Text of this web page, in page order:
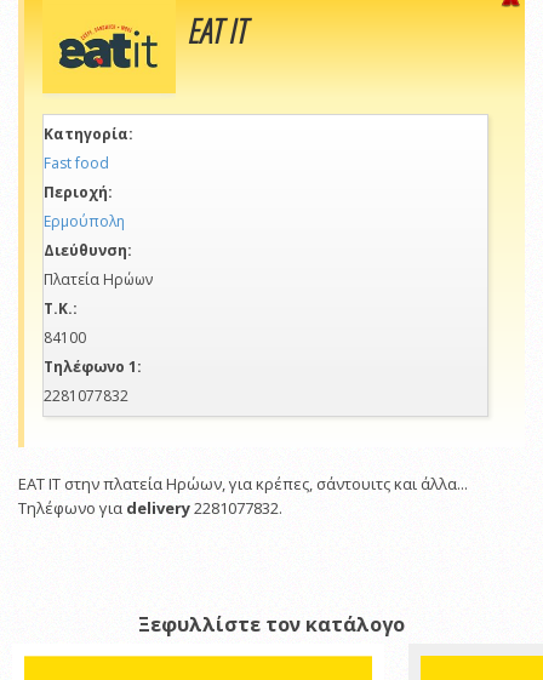
EAT IT
Κατηγορία:
Fast food
Περιοχή:
Ερμούπολη
Διεύθυνση:
Πλατεία Ηρώων
Τ.Κ.:
84100
Τηλέφωνο 1:
2281077832
EAT IT στην πλατεία Ηρώων, για κρέπες, σάντουιτς και άλλα...
Τηλέφωνο για delivery2281077832.
Ξεφυλλίστε τον κατάλογο